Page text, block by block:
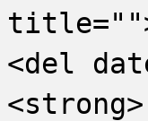
<del
<strong>